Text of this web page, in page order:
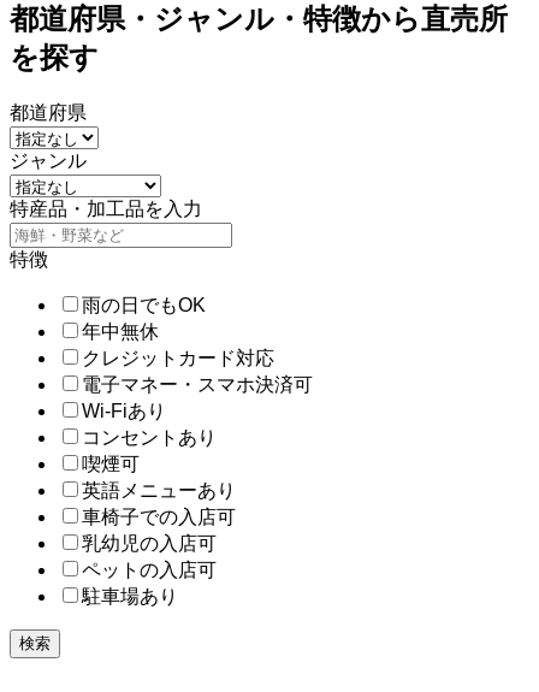
都道府県・ジャンル・特徴から直売所
を探す
都道府県
ジャンル
特産品・加工品を入力
特徴
雨の日でもOK
年中無休
クレジットカード対応
電子マネー・スマホ決済可
Wi-Fiあり
コンセントあり
喫煙可
英語メニューあり
車椅子での入店可
乳幼児の入店可
ペットの入店可
駐車場あり
検索